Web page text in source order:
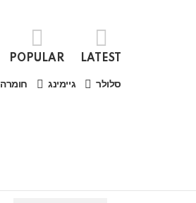
LATEST
POPULAR
סלולר גיימינג חומרה